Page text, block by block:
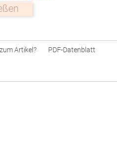
Artikel? PDF-Datenblatt